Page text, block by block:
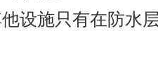
设施只有在防水